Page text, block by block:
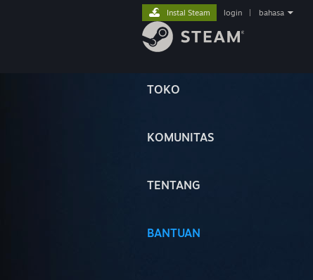
TOKO
KOMUNITAS
TENTANG
BANTUAN
Instal Steam login bahasa